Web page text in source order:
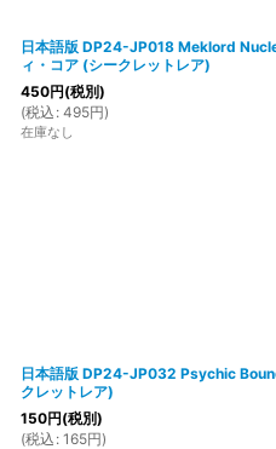
日本語版 DP24-JP018 Meklord
ィ・コア (シークレットレア)
450円(税別)
(税込 : 495円)
在庫なし
日本語版 DP24-JP032 Psychic
クレットレア)
150円(税別)
(税込 : 165円)